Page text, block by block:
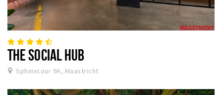
THE SOCIAL HUB
Sphinxcour 9A, Maastricht